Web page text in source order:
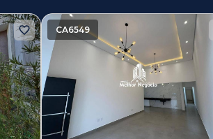
CA6549